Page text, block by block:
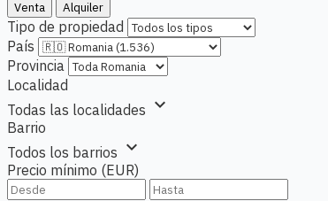
Venta Alquiler
Tipo de propiedad
País
Provincia
Localidad
Todas las localidades expand_more
Barrio
Todos los barrios expand_more
Precio mínimo (EUR)